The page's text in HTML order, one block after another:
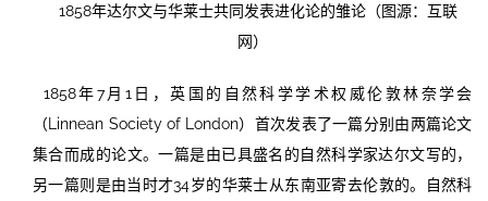
1858年达尔文与华莱士共同发表进化论的雏论（图源：互联
网）
1858年7月1日，英国的自然科学学术权威伦敦林奈学会
（Linnean Society of London）首次发表了一篇分别由两篇论文
集合而成的论文。一篇是由已具盛名的自然科学家达尔文写的，
另一篇则是由当时才34岁的华莱士从东南亚寄去伦敦的。自然科